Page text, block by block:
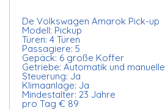
De Volkswagen Amarok Pick-up
Modell: Pickup
Türen: 4 Türen
Passagiere: 5
Gepäck: 6 große Koffer
Getriebe: Automatik und manuelle
Steuerung: Ja
Klimaanlage: Ja
Mindestalter: 23 Jahre
pro Tag € 89